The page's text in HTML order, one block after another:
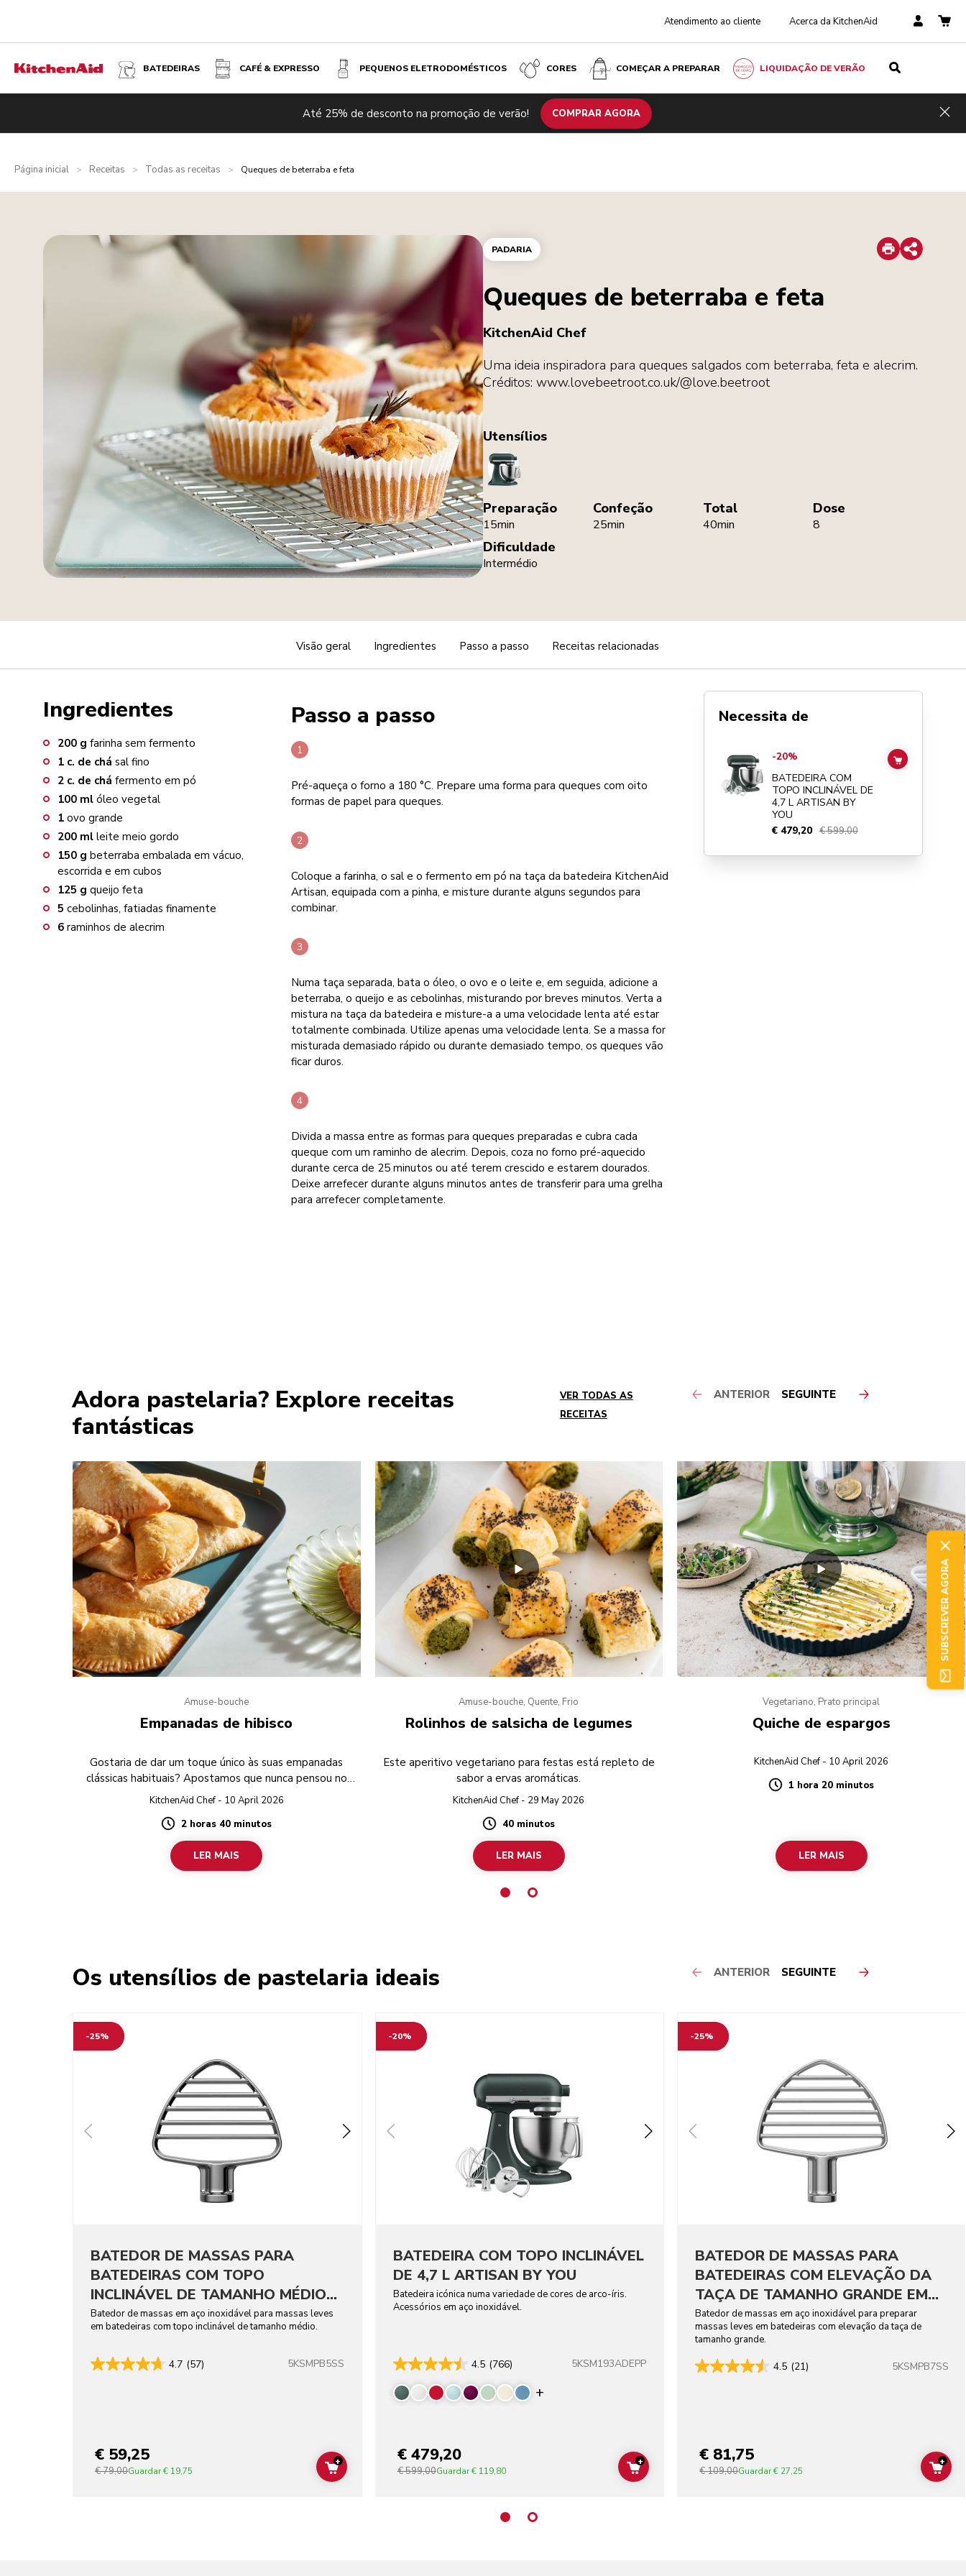
Atendimento ao cliente Acerca da KitchenAid
BATEDEIRAS CAFÉ & EXPRESSO PEQUENOS ELETRODOMÉSTICOS CORES COMEÇAR A PREPARAR LIQUIDAÇÃO DE VERÃO
Até 25% de desconto na promoção de verão! COMPRAR AGORA
Página inicial > Receitas > Todas as receitas > Queques de beterraba e feta
PADARIA Print
Share
Queques de beterraba e feta
KitchenAid Chef
Uma ideia inspiradora para queques salgados com beterraba, feta e alecrim.
Créditos: www.lovebeetroot.co.uk/@love.beetroot
Utensílios
StandMixer
Preparação
15min
Confeção
25min
Total
40min
Dose
8
Dificuldade
Intermédio
Visão geral Ingredientes Passo a passo Receitas relacionadas
Ingredientes
200 g farinha sem fermento
1 c. de chá sal fino
2 c. de chá fermento em pó
100 ml óleo vegetal
1 ovo grande
200 ml leite meio gordo
150 g beterraba embalada em vácuo,
escorrida e em cubos
125 g queijo feta
5 cebolinhas, fatiadas finamente
6 raminhos de alecrim
Passo a passo
Pré-aqueça o forno a 180 °C. Prepare uma forma para queques com oito
formas de papel para queques.
Coloque a farinha, o sal e o fermento em pó na taça da batedeira KitchenAid
Artisan, equipada com a pinha, e misture durante alguns segundos para
combinar.
Numa taça separada, bata o óleo, o ovo e o leite e, em seguida, adicione a
beterraba, o queijo e as cebolinhas, misturando por breves minutos. Verta a
mistura na taça da batedeira e misture-a a uma velocidade lenta até estar
totalmente combinada. Utilize apenas uma velocidade lenta. Se a massa for
misturada demasiado rápido ou durante demasiado tempo, os queques vão
ficar duros.
Divida a massa entre as formas para queques preparadas e cubra cada
queque com um raminho de alecrim. Depois, coza no forno pré-aquecido
durante cerca de 25 minutos ou até terem crescido e estarem dourados.
Deixe arrefecer durante alguns minutos antes de transferir para uma grelha
para arrefecer completamente.
Necessita de
Go toBATEDEIRA COM TOPO INCLINÁVEL DE 4,7 L
-20%
BATEDEIRA COM
TOPO INCLINÁVEL DE
4,7 L ARTISAN BY
YOU
€ 479,20 € 599,00
ADD TO CART
Adora pastelaria? Explore receitas
fantásticas
VER TODAS AS
RECEITAS
ANTERIOR SEGUINTE
Amuse-bouche
Empanadas de hibisco
Gostaria de dar um toque único às suas empanadas
clássicas habituais? Apostamos que nunca pensou no
hibisco!
KitchenAid Chef - 10 April 2026
Duration
2 horas 40 minutos
LER MAIS
Amuse-bouche, Quente, Frio
Rolinhos de salsicha de legumes
Este aperitivo vegetariano para festas está repleto de
sabor a ervas aromáticas.
KitchenAid Chef - 29 May 2026
Duration
40 minutos
LER MAIS
Vegetariano, Prato principal
Quiche de espargos
KitchenAid Chef - 10 April 2026
Duration
1 hora 20 minutos
LER MAIS
Os utensílios de pastelaria ideais ANTERIOR SEGUINTE
-25%
BATEDOR DE MASSAS PARA
BATEDEIRAS COM TOPO
INCLINÁVEL DE TAMANHO MÉDIO
EM AÇO INOXIDÁVEL
Batedor de massas em aço inoxidável para massas leves
em batedeiras com topo inclinável de tamanho médio.
4.7 (57) 5KSMPB5SS
€ 59,25
€ 79,00Guardar€ 19,75 ADD TO CART
+
-20%
BATEDEIRA COM TOPO INCLINÁVEL
DE 4,7 L ARTISAN BY YOU
Batedeira icónica numa variedade de cores de arco-íris.
Acessórios em aço inoxidável.
4.5 (766) 5KSM193ADEPP
Display more colors
€ 479,20
€ 599,00Guardar€ 119,80 ADD TO CART
+
-25%
BATEDOR DE MASSAS PARA
BATEDEIRAS COM ELEVAÇÃO DA
TAÇA DE TAMANHO GRANDE EM
AÇO INOXIDÁVEL
Batedor de massas em aço inoxidável para preparar
massas leves em batedeiras com elevação da taça de
tamanho grande.
4.5 (21) 5KSMPB7SS
€ 81,75
€ 109,00Guardar€ 27,25
+
SUBSCREVER AGORA